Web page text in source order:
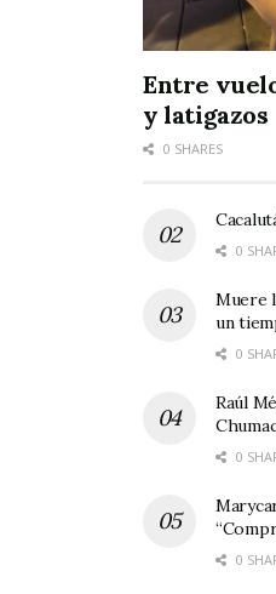
Entre
y latigazos
0 SHARES
0
Muere
un
0
Raúl
0
0